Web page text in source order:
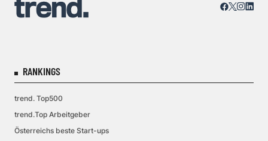
RANKINGS
trend. Top500
trend.Top Arbeitgeber
Österreichs beste Start-ups